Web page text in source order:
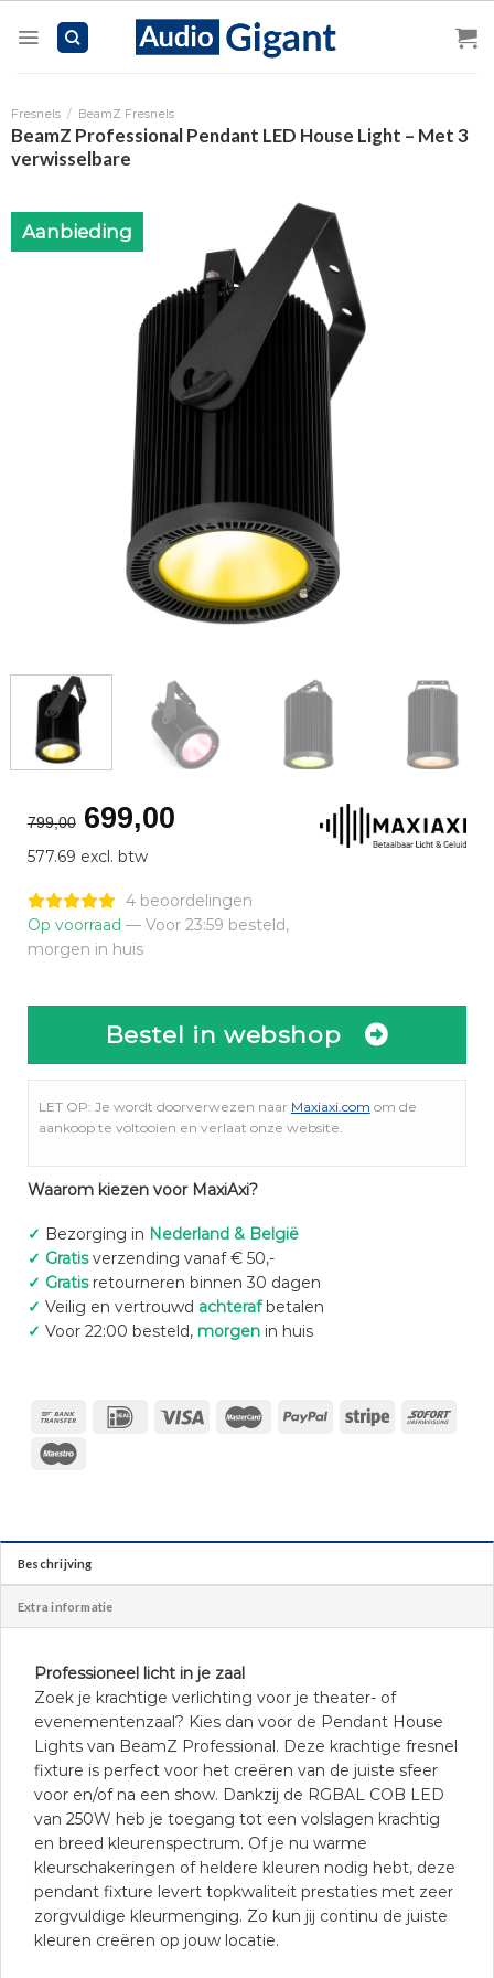
Fresnels / BeamZ Fresnels
BeamZ Professional Pendant LED House Light – Met 3
verwisselbare
Aanbieding
799,00 Oorspronkelijke
prijs
was:
€799,00.
699,00Huidige
€699,00.
577.69 excl. btw
4 beoordelingen
Op voorraad — Voor 23:59 besteld,
morgen in huis
Bestel in webshop
LET OP: Je wordt doorverwezen naar Maxiaxi.com om de
aankoop te voltooien en verlaat onze website.
Waarom kiezen voor MaxiAxi?
✓ Bezorging in Nederland & België
✓ Gratisverzending vanaf € 50,-
✓ Gratisretourneren binnen 30 dagen
✓ Veilig en vertrouwd achterafbetalen
✓ Voor 22:00 besteld, morgenin huis
Beschrijving
Extra informatie
Professioneel licht in je zaal
Zoek je krachtige verlichting voor je theater- of
evenementenzaal? Kies dan voor de Pendant House
Lights van BeamZ Professional. Deze krachtige fresnel
fixture is perfect voor het creëren van de juiste sfeer
voor en/of na een show. Dankzij de RGBAL COB LED
van 250W heb je toegang tot een volslagen krachtig
en breed kleurenspectrum. Of je nu warme
kleurschakeringen of heldere kleuren nodig hebt, deze
pendant fixture levert topkwaliteit prestaties met zeer
zorgvuldige kleurmenging. Zo kun jij continu de juiste
kleuren creëren op jouw locatie.